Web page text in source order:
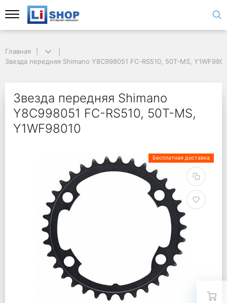
Главная
Звезда передняя Shimano Y8C998051 FC-RS510, 50T-MS,
Звезда передняя Shimano
Y8C998051 FC-RS510, 50T-MS,
Y1WF98010
Бесплатная доставка